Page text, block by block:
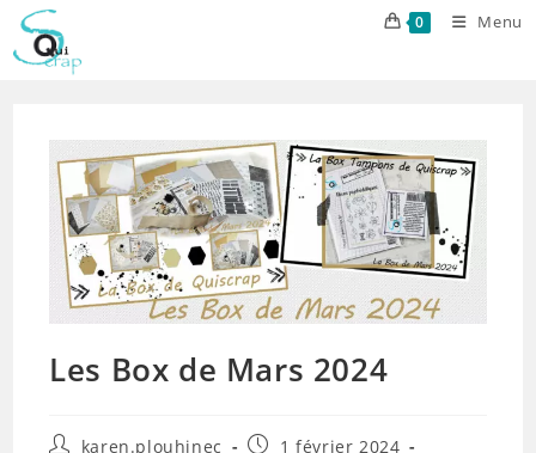
Skip
content
0 Menu
Les Box de Mars 2024
Auteur/autrice
karen.plouhinec
Publication
1 février 2024